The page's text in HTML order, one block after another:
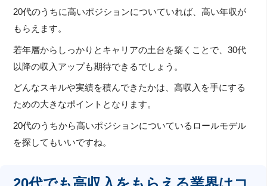
20代のうちに高いポジションについていれば、高い年収が
もらえます。
若年層からしっかりとキャリアの土台を築くことで、30代
以降の収入アップも期待できるでしょう。
どんなスキルや実績を積んできたかは、高収入を手にする
ための大きなポイントとなります。
20代のうちから高いポジションについているロールモデル
を探してもいいですね。